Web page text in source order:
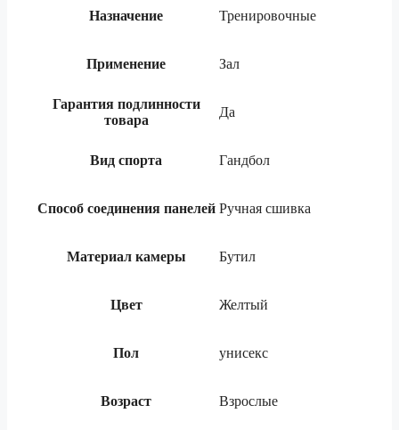
Назначение Тренировочные
Применение Зал
Гарантия подлинности
товара
Да
Вид спорта Гандбол
Способ соединения панелей Ручная сшивка
Материал камеры Бутил
Цвет Желтый
Пол унисекс
Возраст Взрослые